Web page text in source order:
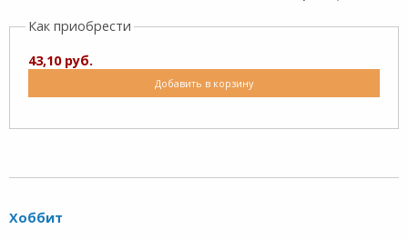
Как приобрести
43,10 руб.
Добавить в корзину
Хоббит